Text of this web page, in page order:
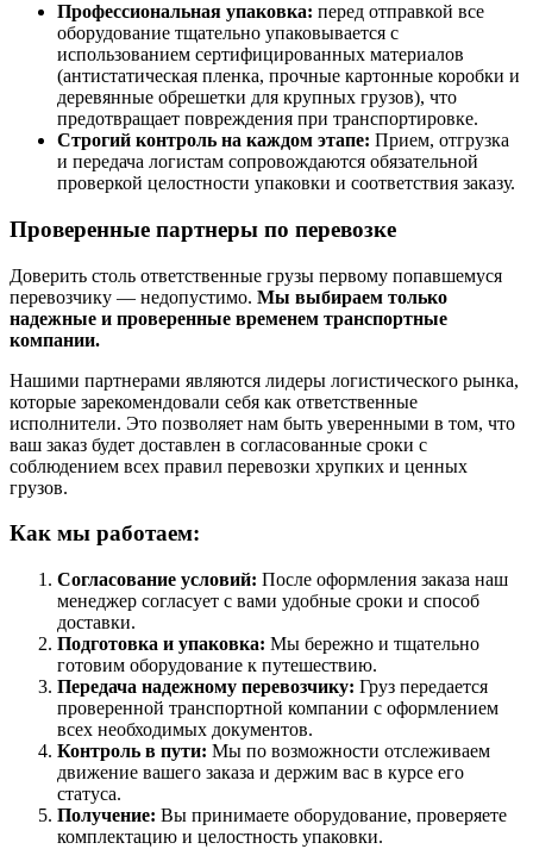
Профессиональная упаковка: перед отправкой все
оборудование тщательно упаковывается с
использованием сертифицированных материалов
(антистатическая пленка, прочные картонные коробки и
деревянные обрешетки для крупных грузов), что
предотвращает повреждения при транспортировке.
Строгий контроль на каждом этапе: Прием, отгрузка
и передача логистам сопровождаются обязательной
проверкой целостности упаковки и соответствия заказу.
Проверенные партнеры по перевозке
Доверить столь ответственные грузы первому попавшемуся
перевозчику — недопустимо. Мы выбираем только
надежные и проверенные временем транспортные
компании.
Нашими партнерами являются лидеры логистического рынка,
которые зарекомендовали себя как ответственные
исполнители. Это позволяет нам быть уверенными в том, что
ваш заказ будет доставлен в согласованные сроки с
соблюдением всех правил перевозки хрупких и ценных
грузов.
Как мы работаем:
Согласование условий: После оформления заказа наш
менеджер согласует с вами удобные сроки и способ
доставки.
Подготовка и упаковка: Мы бережно и тщательно
готовим оборудование к путешествию.
Передача надежному перевозчику: Груз передается
проверенной транспортной компании с оформлением
всех необходимых документов.
Контроль в пути: Мы по возможности отслеживаем
движение вашего заказа и держим вас в курсе его
статуса.
Получение: Вы принимаете оборудование, проверяете
комплектацию и целостность упаковки.